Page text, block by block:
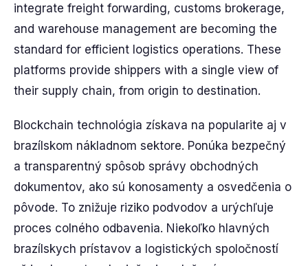
integrate freight forwarding, customs brokerage,
and warehouse management are becoming the
standard for efficient logistics operations. These
platforms provide shippers with a single view of
their supply chain, from origin to destination.
Blockchain technológia získava na popularite aj v
brazílskom nákladnom sektore. Ponúka bezpečný
a transparentný spôsob správy obchodných
dokumentov, ako sú konosamenty a osvedčenia o
pôvode. To znižuje riziko podvodov a urýchľuje
proces colného odbavenia. Niekoľko hlavných
brazílskych prístavov a logistických spoločností